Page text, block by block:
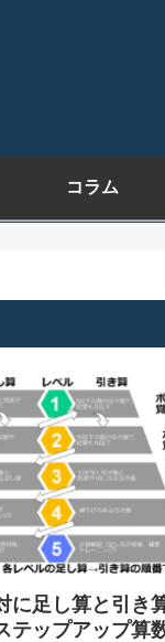
コラム
に足し算と引き
テップアップ算